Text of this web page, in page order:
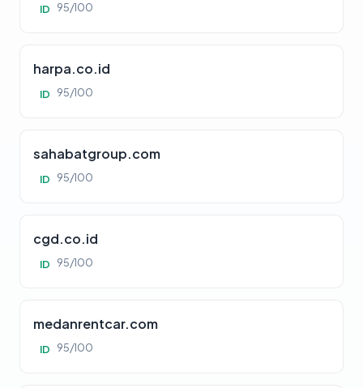
ID 95/100
harpa.co.id
ID 95/100
sahabatgroup.com
ID 95/100
cgd.co.id
ID 95/100
medanrentcar.com
ID 95/100